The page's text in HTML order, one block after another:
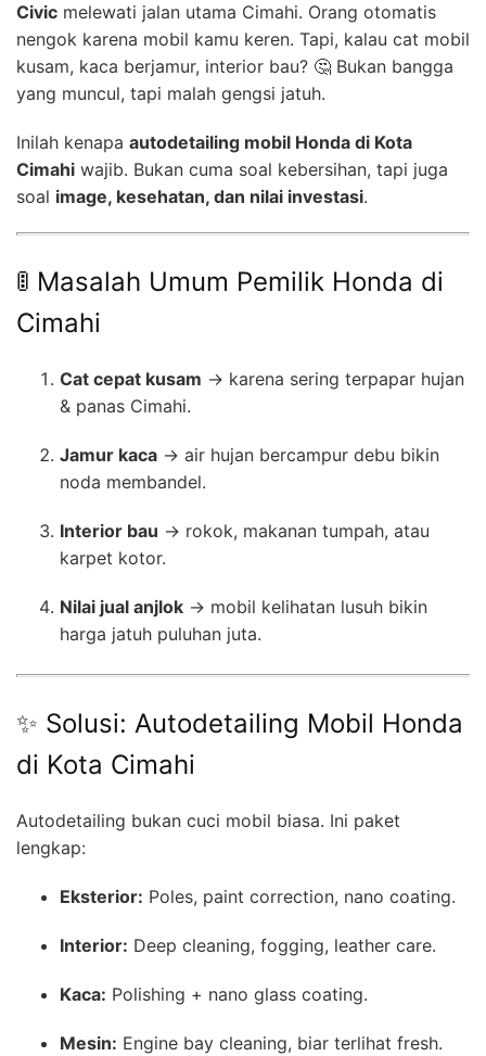
Civic melewati jalan utama Cimahi. Orang otomatis
nengok karena mobil kamu keren. Tapi, kalau cat mobil
kusam, kaca berjamur, interior bau? 🤔 Bukan bangga
yang muncul, tapi malah gengsi jatuh.
Inilah kenapa autodetailing mobil Honda di Kota
Cimahi wajib. Bukan cuma soal kebersihan, tapi juga
soal image, kesehatan, dan nilai investasi.
🚦 Masalah Umum Pemilik Honda di
Cimahi
Cat cepat kusam → karena sering terpapar hujan
& panas Cimahi.
Jamur kaca → air hujan bercampur debu bikin
noda membandel.
Interior bau → rokok, makanan tumpah, atau
karpet kotor.
Nilai jual anjlok → mobil kelihatan lusuh bikin
harga jatuh puluhan juta.
✨ Solusi: Autodetailing Mobil Honda
di Kota Cimahi
Autodetailing bukan cuci mobil biasa. Ini paket
lengkap:
Eksterior: Poles, paint correction, nano coating.
Interior: Deep cleaning, fogging, leather care.
Kaca: Polishing + nano glass coating.
Mesin: Engine bay cleaning, biar terlihat fresh.